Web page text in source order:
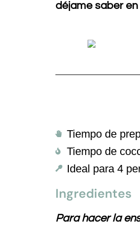
déjame saber
Tiempo de
Tiempo de
Ideal para 4
Ingredientes
Para hacer la